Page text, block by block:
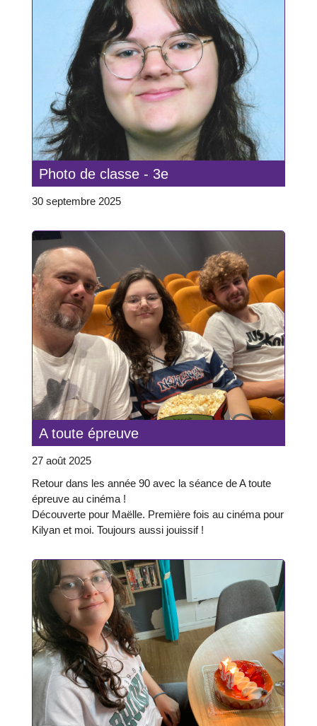
Photo de classe - 3e
30 septembre 2025
A toute épreuve
27 août 2025
Retour dans les année 90 avec la séance de A toute
épreuve au cinéma !
Découverte pour Maëlle. Première fois au cinéma pour
Kilyan et moi. Toujours aussi jouissif !